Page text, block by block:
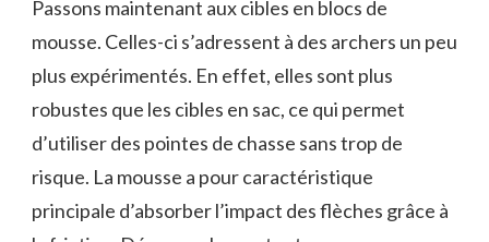
Passons maintenant aux cibles en blocs de
mousse. Celles-ci s’adressent à des archers un peu
plus expérimentés. En effet, elles sont plus
robustes que les cibles en sac, ce qui permet
d’utiliser des pointes de chasse sans trop de
risque. La mousse a pour caractéristique
principale d’absorber l’impact des flèches grâce à